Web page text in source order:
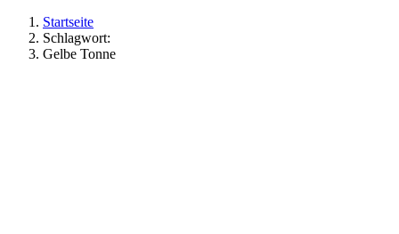
Startseite
Schlagwort:
Gelbe Tonne